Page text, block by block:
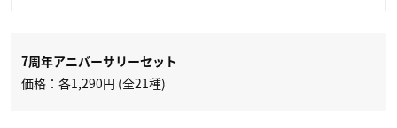
7周年アニバーサリーセット
価格：各1,290円 (全21種)